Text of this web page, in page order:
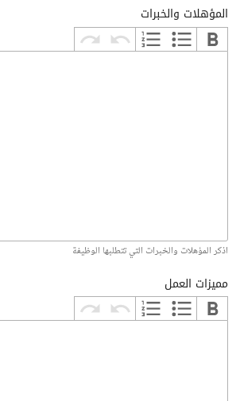
المؤهلات والخبرات
اذكر المؤهلات والخبرات التي تتطلبها الوظيفة
مميزات العمل